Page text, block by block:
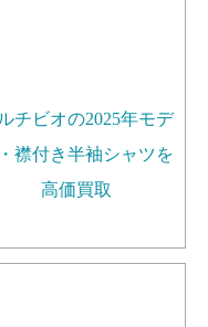
チビオの2025年モデ
襟付き半袖シャツを
高価買取